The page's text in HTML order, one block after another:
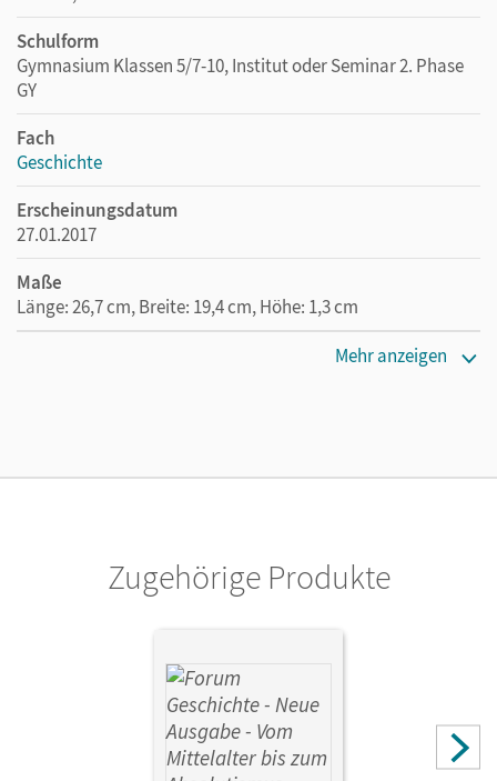
Schulform
Gymnasium Klassen 5/7-10, Institut oder Seminar 2. Phase
GY
Fach
Geschichte
Erscheinungsdatum
27.01.2017
Maße
Länge: 26,7 cm, Breite: 19,4 cm, Höhe: 1,3 cm
Zodel, Andreas; Wimmer, Silvia; Lehmacher, Silke;
Mehr anzeigen
Zugehörige Produkte